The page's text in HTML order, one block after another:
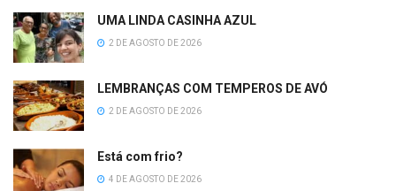
UMA LINDA CASINHA AZUL
2 DE AGOSTO DE 2026
LEMBRANÇAS COM TEMPEROS DE AVÓ
2 DE AGOSTO DE 2026
Está com frio?
4 DE AGOSTO DE 2026